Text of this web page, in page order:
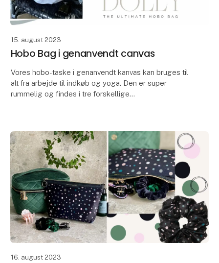
15. august 2023
Hobo Bag i genanvendt canvas
Vores hobo-taske i genanvendt kanvas kan bruges til
alt fra arbejde til indkøb og yoga. Den er super
rummelig og findes i tre forskellige
16. august 2023